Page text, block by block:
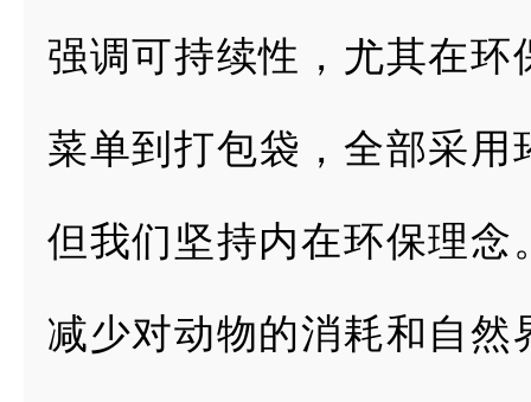
强调可持续性， 尤其在环
菜单到打包袋，全部采用
但我们坚持内在环保理念
减少对动物的消耗和自然